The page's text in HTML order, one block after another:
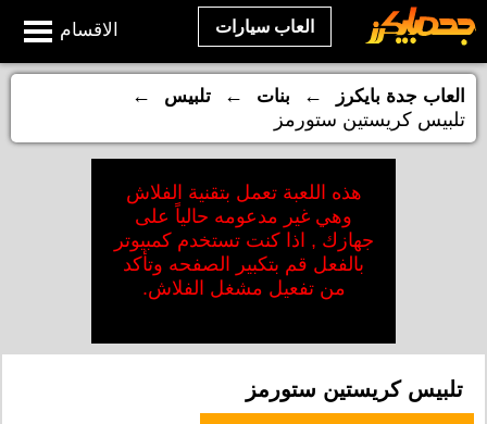
الاقسام العاب سيارات
العاب جدة بايكرز ← بنات ← تلبيس
←
تلبيس كريستين ستورمز
هذه اللعبة تعمل بتقنية الفلاش
وهي غير مدعومه حالياً على
جهازك , اذا كنت تستخدم كمبيوتر
بالفعل قم بتكبير الصفحه وتأكد
من تفعيل مشغل الفلاش.
تلبيس كريستين ستورمز